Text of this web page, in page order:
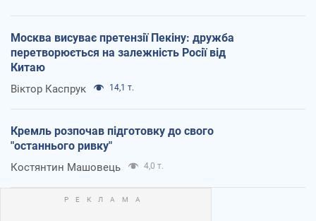
Москва висуває претензії Пекіну: дружба
перетворюється на залежність Росії від
Китаю
Віктор Каспрук 14,1 т.
Кремль розпочав підготовку до свого
"останнього ривку"
Костянтин Машовець 4,0 т.